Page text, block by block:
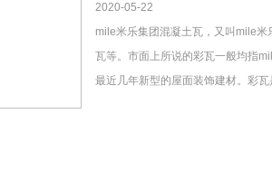
2020-05-22
mile米乐集团混凝土瓦，又叫mile米
瓦等。市面上所说的彩瓦一般均指
最近几年新型的屋面装饰建材。彩